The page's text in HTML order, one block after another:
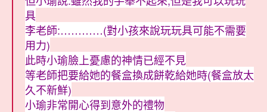
具
李老師:…………(對小孩來說玩玩具可能不需要
用力)
此時小瑜臉上憂慮的神情已經不見
等老師把要給她的餐盒換成餅乾給她時(餐盒放太
久不新鮮)
小瑜非常開心得到意外的禮物